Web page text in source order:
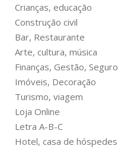
Crianças, educação
Construção civil
Bar, Restaurante
Arte, cultura, música
Finanças, Gestão, Seguro
Imóveis, Decoração
Turismo, viagem
Loja Online
Letra A-B-C
Hotel, casa de hóspedes